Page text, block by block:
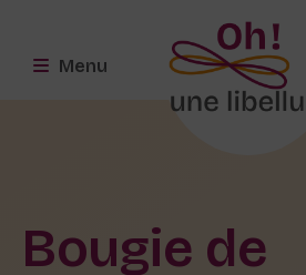
Menu
Bougie de